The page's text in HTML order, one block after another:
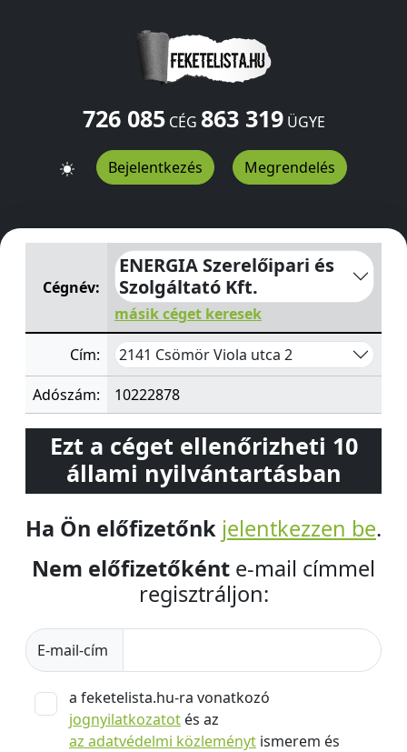
726 085CÉG 863 319ÜGYE
Bejelentkezés Megrendelés
ENERGIA Szerelőipari és Szolgáltató Kft.Viola utca 2
Cégnév:
ENERGIA Szerelőipari és
Szolgáltató Kft.
másik céget keresek
Cím: 2141 Csömör Viola utca 2
Adószám: 10222878
Ezt a céget ellenőrizheti 10
állami nyilvántartásban
Ha Ön előfizetőnk jelentkezzen be.
Nem előfizetőként e-mail címmel
regisztráljon:
E-mail-cím
a feketelista.hu-ra vonatkozó
jognyilatkozatot és az
az adatvédelmi közleményt ismerem és